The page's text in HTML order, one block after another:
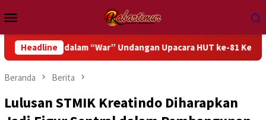
ke
kontenMobile
Headline
“War” Undangan Upacara HUT ke-81 Kemerdekaan RI
Beranda Berita
Lulusan STMIK Kreatindo Diharapkan